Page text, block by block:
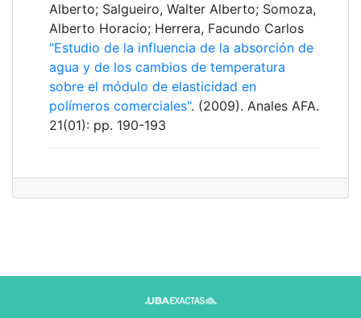
Alberto; Salgueiro, Walter Alberto; Somoza,
Alberto Horacio; Herrera, Facundo Carlos
"Estudio de la influencia de la absorción de
agua y de los cambios de temperatura
sobre el módulo de elasticidad en
polímeros comerciales". (2009). Anales AFA.
21(01): pp. 190-193